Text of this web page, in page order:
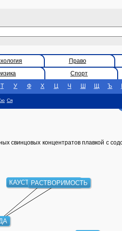
Право
Спорт
Т У Ф Х Ц Ч Ш Щ Ъ
Ся
свинцовых концентратов плавкой с
КАУСТИЧЕСКАЯ СОДА
РАСТВОРИМОСТЬ